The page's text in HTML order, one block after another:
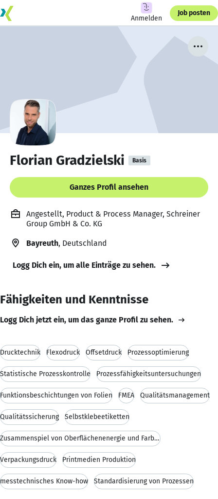
Anmelden
Job posten
Florian Gradzielski Basis
Ganzes Profil ansehen
Angestellt, Product & Process Manager, Schreiner
Group GmbH & Co. KG
Bayreuth, Deutschland
Logg Dich ein, um alle Einträge zu sehen.
Fähigkeiten und Kenntnisse
Logg Dich jetzt ein, um das ganze Profil zu sehen.
Drucktechnik Flexodruck Offsetdruck Prozessoptimierung
Statistische Prozesskontrolle Prozessfähigkeitsuntersuchungen
Funktionsbeschichtungen von Folien FMEA Qualitätsmanagement
Qualitätssicherung Selbstklebeetiketten
Zusammenspiel von Oberflächenenergie und Farbhaftu
Verpackungsdruck Printmedien Produktion
messtechnisches Know-how Standardisierung von Prozessen